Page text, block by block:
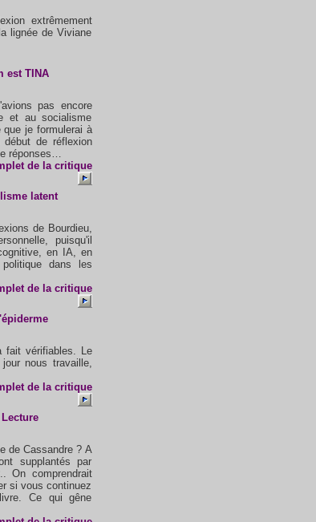
extrêmement
lignée de Viviane
est TINA
pas encore
et au socialisme
je formulerai à
début de réflexion
réponses…
de la critique
latent
de Bourdieu,
puisqu'il
en IA, en
dans les
de la critique
fait vérifiables. Le
nous travaille,
de la critique
de Cassandre ? A
supplantés par
On comprendrait
si vous continuez
Ce qui gêne